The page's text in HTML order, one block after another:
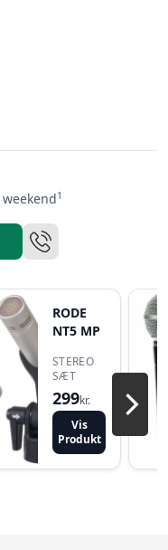
1
RODE
NT5 MP
STEREO
SÆT
299kr.
Vis
Produkt